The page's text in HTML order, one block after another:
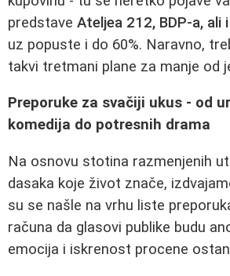
predstave Ateljea 212, BDP-a, ali
uz popuste i do 60%. Naravno,
takvi tretmani plane za manje od
Preporuke za svačiji ukus - od
komedija do potresnih drama
Na osnovu stotina razmenjenih
dasaka koje život znače,
su se našle na vrhu liste
računa da glasovi publike budu
emocija i iskrenost procene